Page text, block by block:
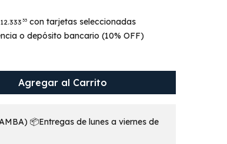
33con tarjetas seleccionadas
o depósito bancario (10% OFF)
Agregar al Carrito
📦Entregas de lunes a viernes de